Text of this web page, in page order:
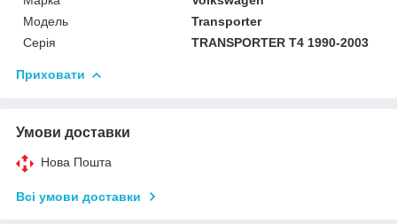
Модель
Transporter
Серія
TRANSPORTER T4 1990-2003
Приховати
Умови доставки
Нова Пошта
Всі умови доставки